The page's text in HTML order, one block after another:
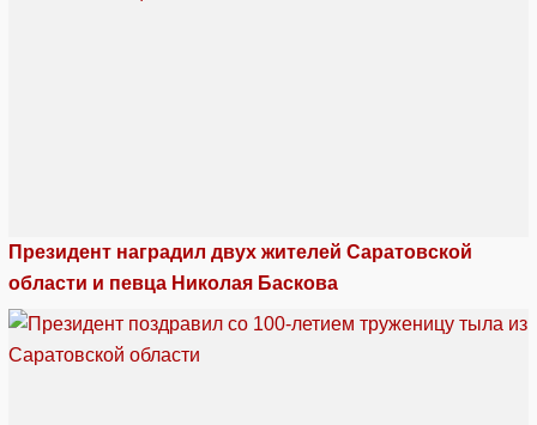
Президент наградил двух жителей Саратовской
области и певца Николая Баскова